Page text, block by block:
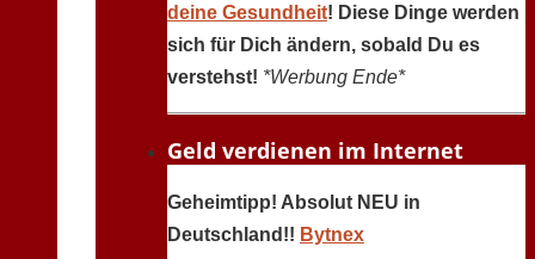
deine Gesundheit! Diese Dinge werden
sich für Dich ändern, sobald Du es
verstehst! *Werbung Ende*
Geld verdienen im Internet
Geheimtipp! Absolut NEU in
Deutschland!! Bytnex